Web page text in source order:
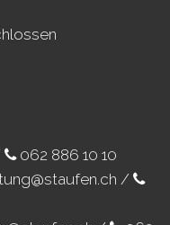
062 886 10 10
/